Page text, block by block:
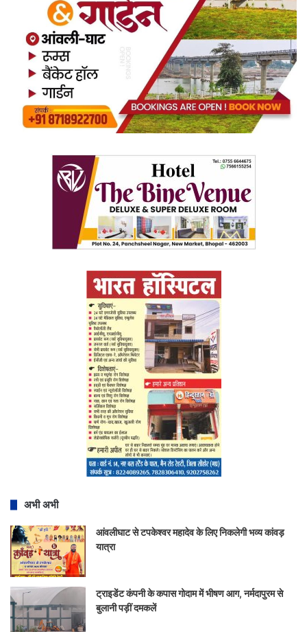
अभी अभी
आंवलीघाट से टपकेश्वर महादेव के लिए निकलेगी भव्य कांवड़
यात्रा
ट्राइडेंट कंपनी के कपास गोदाम में भीषण आग, नर्मदापुरम से
बुलानी पड़ीं दमकलें